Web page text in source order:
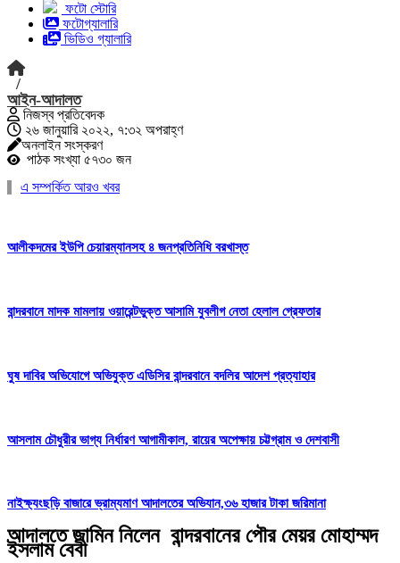
ফটো স্টোরি
ফটোগ্যালারি
ভিডিও গ্যালারি
/
আইন-আদালত
নিজস্ব প্রতিবেদক
২৬ জানুয়ারি ২০২২, ৭:৩২ অপরাহ্ণ
অনলাইন সংস্করণ
পাঠক সংখ্যা ৫৭৩০ জন
এ সম্পর্কিত আরও খবর
আলীকদমের ইউপি চেয়ারম্যানসহ ৪ জনপ্রতিনিধি বরখাস্ত
বান্দরবানে মাদক মামলায় ওয়ারেন্টভুক্ত আসামি যুবলীগ নেতা হেলাল গ্রেফতার
ঘুষ দাবির অভিযোগে অভিযুক্ত এডিসির বান্দরবানে বদলির আদেশ প্রত্যাহার
আসলাম চৌধুরীর ভাগ্য নির্ধারণ আগামীকাল, রায়ের অপেক্ষায় চট্টগ্রাম ও দেশবাসী
নাইক্ষ্যংছড়ি বাজারে ভ্রাম্যমাণ আদালতের অভিযান,৩৬ হাজার টাকা জরিমানা
আদালতে জামিন নিলেন বান্দরবানের পৌর মেয়র মোহাম্মদ
ইসলাম বেবী